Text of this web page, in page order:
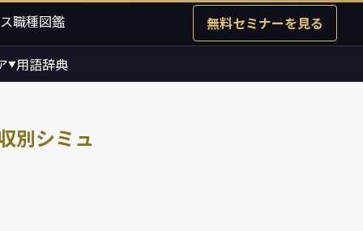
職種図鑑 無料セミナーを見る
▼用語辞典
別シミュ